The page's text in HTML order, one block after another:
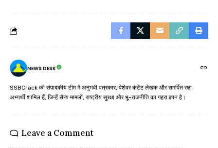
NEWS DESK
SSBCrack की संपादकीय टीम में अनुभवी पत्रकार, पेशेवर कंटेंट लेखक और समर्पित रक्षा
अभ्यर्थी शामिल हैं, जिन्हें सैन्य मामलों, राष्ट्रीय सुरक्षा और भू-राजनीति का गहरा ज्ञान है।
Leave a Comment